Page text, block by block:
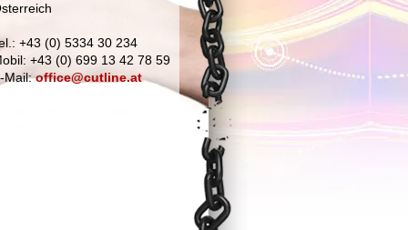
+43 (0) 5334 30 234
+43 (0) 699 13 42 78 59
Mail:office@cutline.at